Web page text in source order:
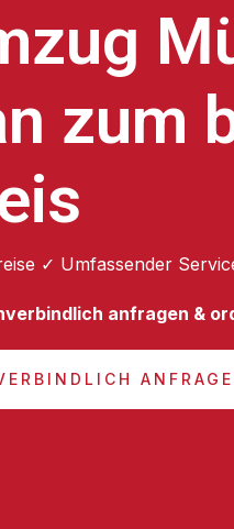
zum
✓ Umfassender
anfragen &